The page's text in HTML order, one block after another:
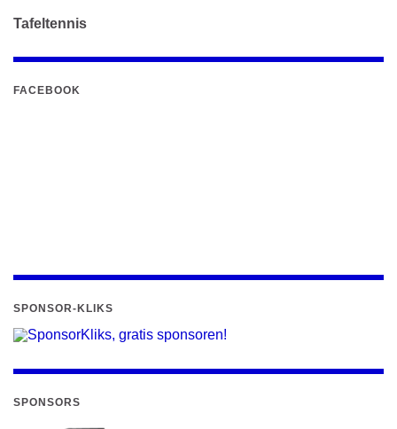
Tafeltennis
FACEBOOK
SPONSOR-KLIKS
SPONSORS